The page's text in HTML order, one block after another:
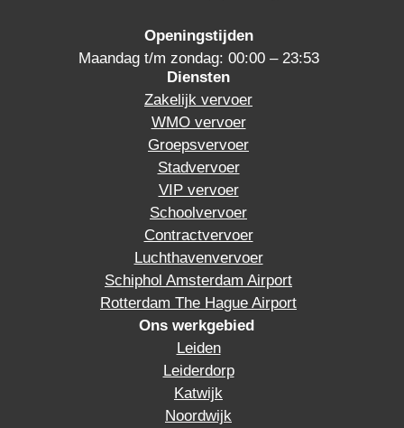
Openingstijden
Maandag t/m zondag: 00:00 – 23:53
Diensten
Zakelijk vervoer
WMO vervoer
Groepsvervoer
Stadvervoer
VIP vervoer
Schoolvervoer
Contractvervoer
Luchthavenvervoer
Schiphol Amsterdam Airport
Rotterdam The Hague Airport
Ons werkgebied
Leiden
Leiderdorp
Katwijk
Noordwijk